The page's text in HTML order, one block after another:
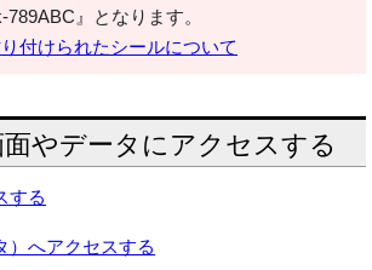
』となります。
付けられたシールについて
やデータにアクセスする
する
）へアクセスする